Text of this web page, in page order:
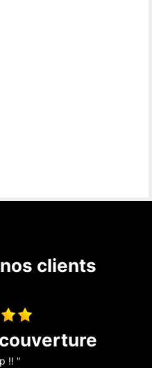
clients
sérieuse
travailleurs professionnels